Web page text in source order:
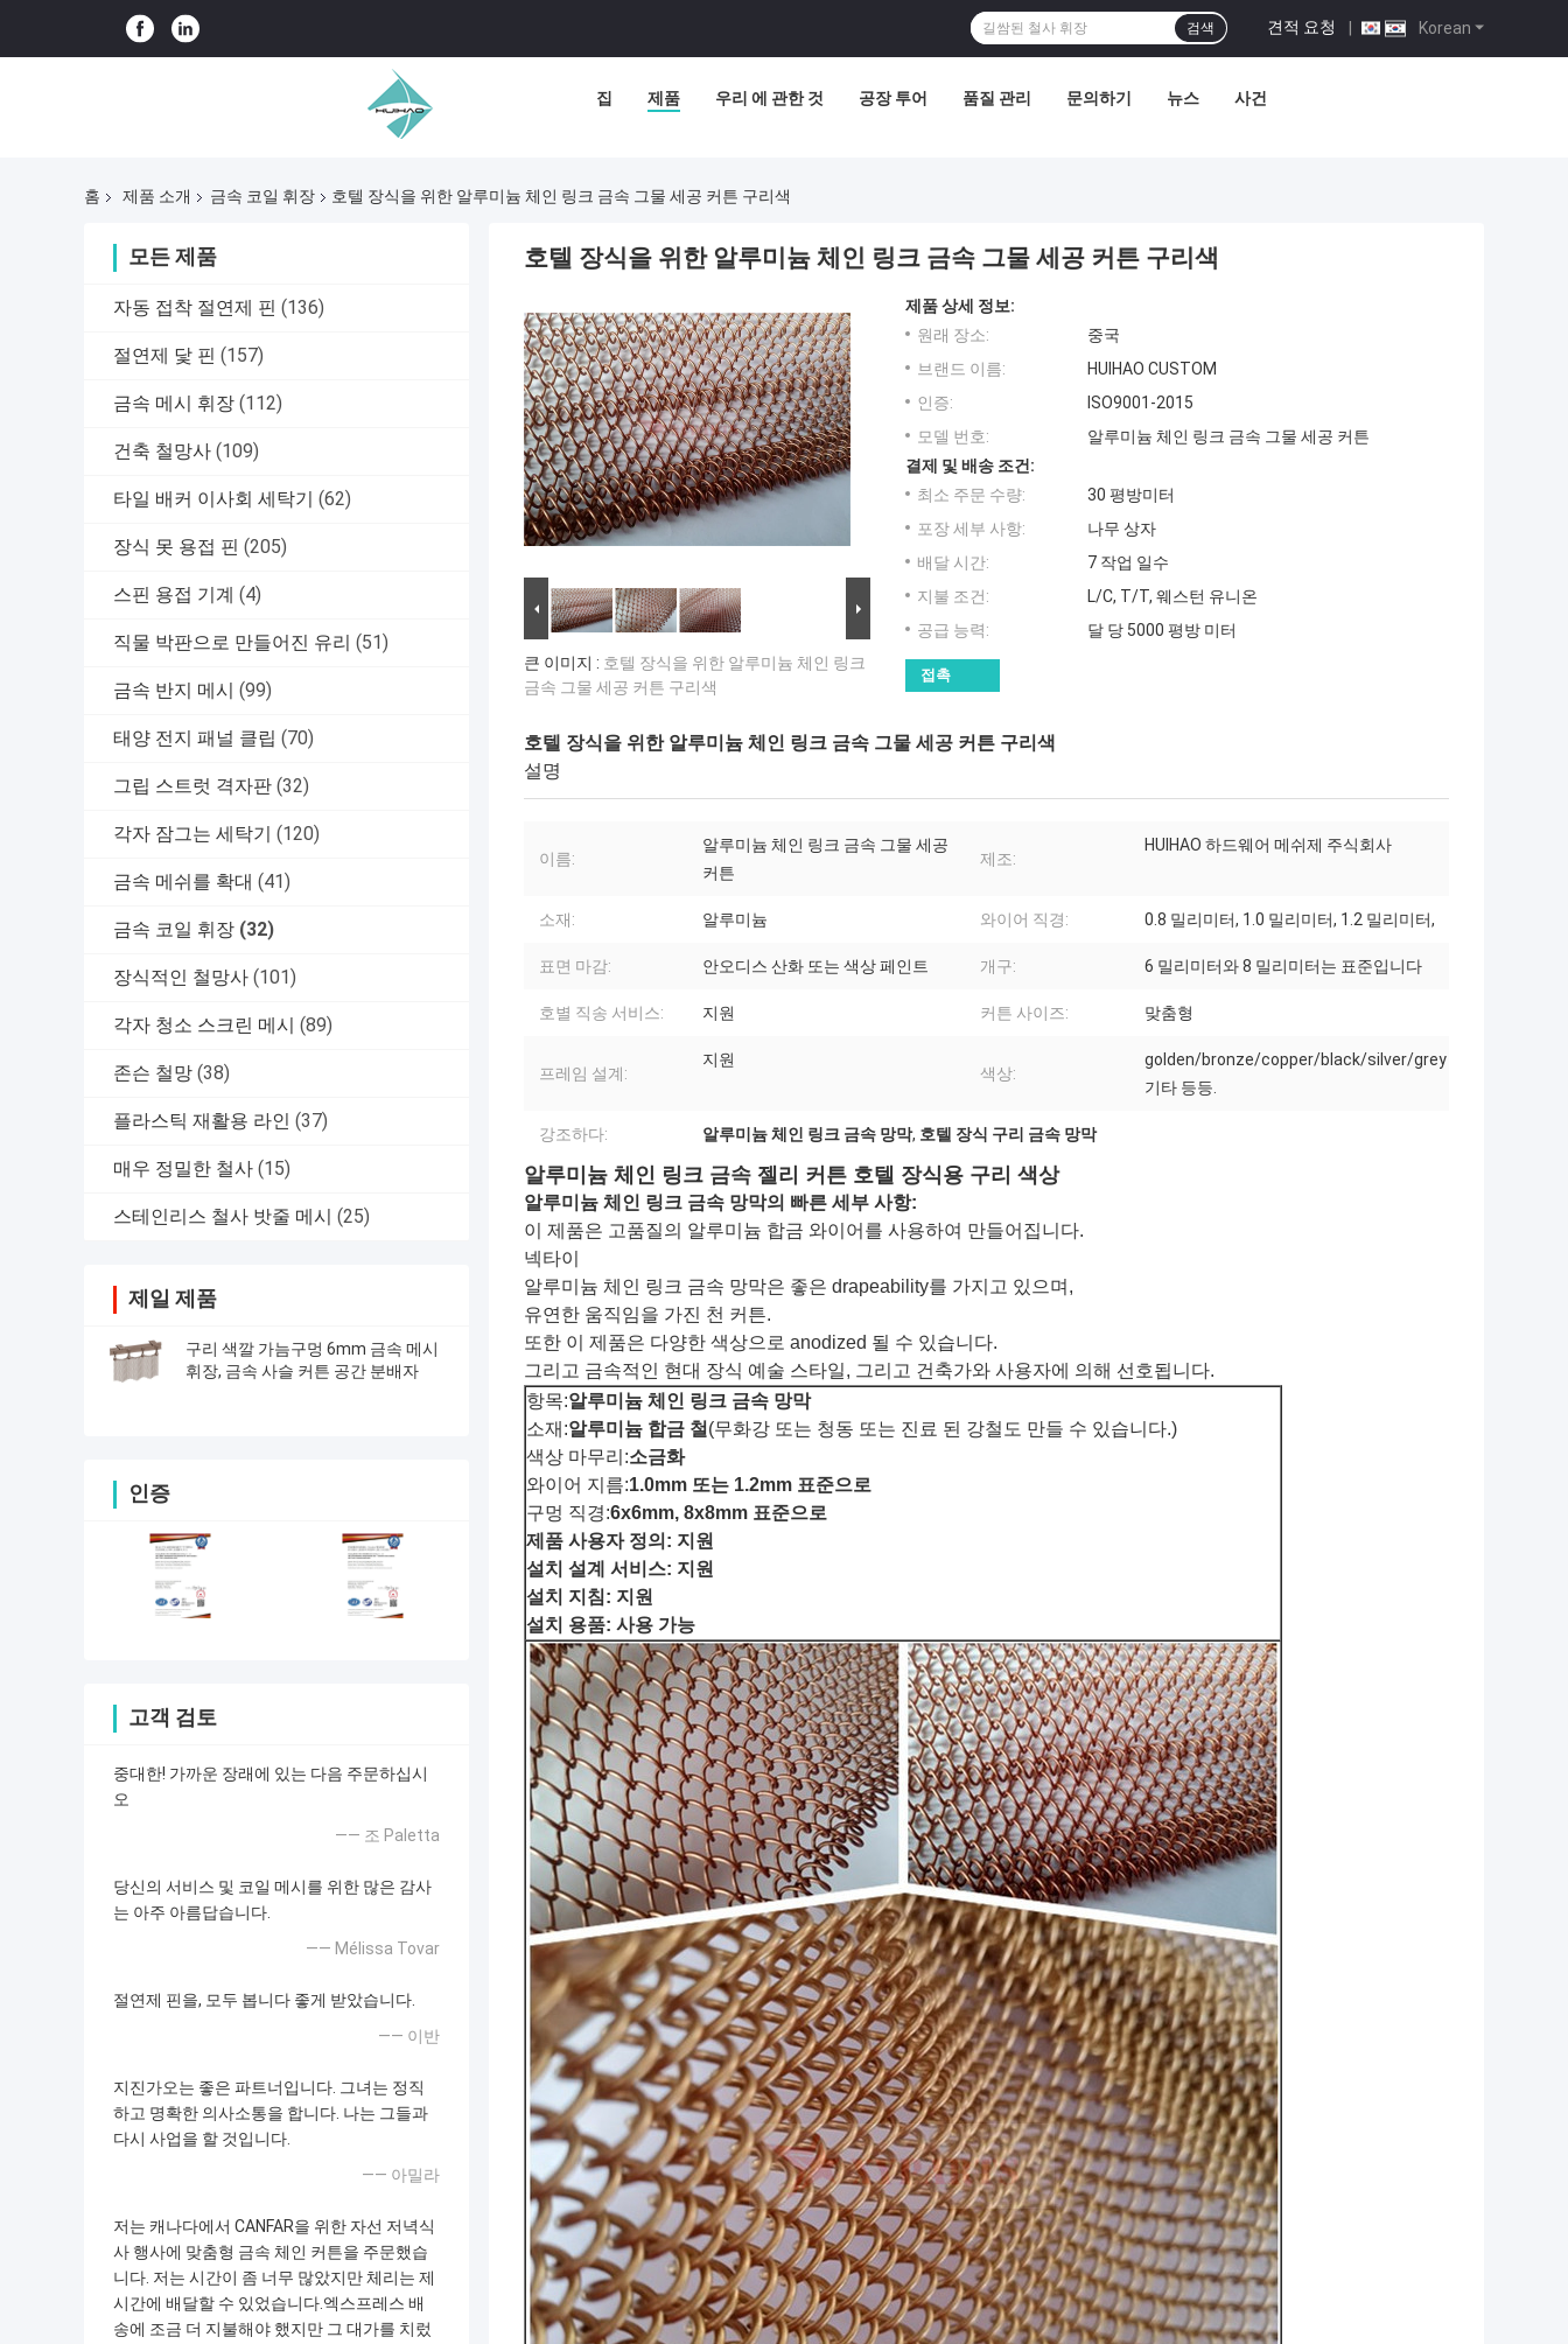
Korean
견적 요청 |
검색
집 제품 우리 에 관한 것 공장 투어 품질 관리 문의하기 뉴스 사건
홈 제품 소개 금속 코일 휘장 호텔 장식을 위한 알루미늄 체인 링크 금속 그물 세공 커튼 구리색
모든 제품
자동 접착 절연제 핀 (136)
절연제 닻 핀 (157)
금속 메시 휘장 (112)
건축 철망사 (109)
타일 배커 이사회 세탁기 (62)
장식 못 용접 핀 (205)
스핀 용접 기계 (4)
직물 박판으로 만들어진 유리 (51)
금속 반지 메시 (99)
태양 전지 패널 클립 (70)
그립 스트럿 격자판 (32)
각자 잠그는 세탁기 (120)
금속 메쉬를 확대 (41)
금속 코일 휘장 (32)
장식적인 철망사 (101)
각자 청소 스크린 메시 (89)
존슨 철망 (38)
플라스틱 재활용 라인 (37)
매우 정밀한 철사 (15)
스테인리스 철사 밧줄 메시 (25)
제일 제품
구리 색깔 가늠구멍 6mm 금속 메시
휘장, 금속 사슬 커튼 공간 분배자
인증
고객 검토
중대한! 가까운 장래에 있는 다음 주문하십시
오
—— 조 Paletta
당신의 서비스 및 코일 메시를 위한 많은 감사
는 아주 아름답습니다.
—— Mélissa Tovar
절연제 핀을, 모두 봅니다 좋게 받았습니다.
—— 이반
지진가오는 좋은 파트너입니다. 그녀는 정직
하고 명확한 의사소통을 합니다. 나는 그들과
다시 사업을 할 것입니다.
—— 아밀라
저는 캐나다에서 CANFAR을 위한 자선 저녁식
사 행사에 맞춤형 금속 체인 커튼을 주문했습
니다. 저는 시간이 좀 너무 많았지만 체리는 제
시간에 배달할 수 있었습니다.엑스프레스 배
송에 조금 더 지불해야 했지만 그 대가를 치렀
호텔 장식을 위한 알루미늄 체인 링크 금속 그물 세공 커튼 구리색
큰 이미지 : 호텔 장식을 위한 알루미늄 체인 링크
금속 그물 세공 커튼 구리색
제품 상세 정보:
원래 장소:
중국
브랜드 이름:
HUIHAO CUSTOM
인증:
ISO9001-2015
모델 번호:
알루미늄 체인 링크 금속 그물 세공 커튼
결제 및 배송 조건:
최소 주문 수량:
30 평방미터
포장 세부 사항:
나무 상자
배달 시간:
7 작업 일수
지불 조건:
L/C, T/T, 웨스턴 유니온
공급 능력:
달 당 5000 평방 미터
접촉
호텔 장식을 위한 알루미늄 체인 링크 금속 그물 세공 커튼 구리색
설명
이름:
알루미늄 체인 링크 금속 그물 세공
커튼
제조:
HUIHAO 하드웨어 메쉬제 주식회사
소재: 알루미늄 와이어 직경: 0.8 밀리미터, 1.0 밀리미터, 1.2 밀리미터,
표면 마감: 안오디스 산화 또는 색상 페인트 개구: 6 밀리미터와 8 밀리미터는 표준입니다
호별 직송 서비스: 지원 커튼 사이즈: 맞춤형
프레임 설계:
지원
색상:
golden/bronze/copper/black/silver/grey
기타 등등.
강조하다: 알루미늄 체인 링크 금속 망막, 호텔 장식 구리 금속 망막
알루미늄 체인 링크 금속 젤리 커튼 호텔 장식용 구리 색상
알루미늄 체인 링크 금속 망막의 빠른 세부 사항:
이 제품은 고품질의 알루미늄 합금 와이어를 사용하여 만들어집니다.
넥타이
알루미늄 체인 링크 금속 망막은 좋은 drapeability를 가지고 있으며,
유연한 움직임을 가진 천 커튼.
또한 이 제품은 다양한 색상으로 anodized 될 수 있습니다.
그리고 금속적인 현대 장식 예술 스타일, 그리고 건축가와 사용자에 의해 선호됩니다.
항목:알루미늄 체인 링크 금속 망막
소재:알루미늄 합금 철 (무화강 또는 청동 또는 진료 된 강철도 만들 수 있습니다.)
색상 마무리:소금화
와이어 지름:1.0mm 또는 1.2mm 표준으로
구멍 직경:6x6mm, 8x8mm 표준으로
제품 사용자 정의: 지원
설치 설계 서비스: 지원
설치 지침: 지원
설치 용품: 사용 가능